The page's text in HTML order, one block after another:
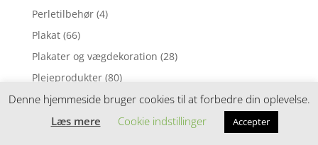
Perletilbehør (4)
Plakat (66)
Plakater og vægdekoration (28)
Plejeprodukter (80)
Plejetilbehør (118)
Pottetræning (15)
Denne hjemmeside bruger cookies til at forbedre din oplevelse.
Læs mere
Cookie indstillinger Accepter